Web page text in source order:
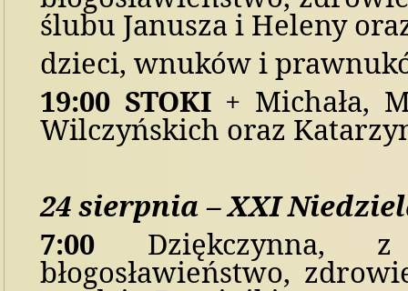
ślubu Janusza i Heleny
dzieci, wnuków i
19:00 STOKI + Michała,
Wilczyńskich oraz
24sierpnia–XXI
7:00 Dziękczynna, z
błogosławieństwo,